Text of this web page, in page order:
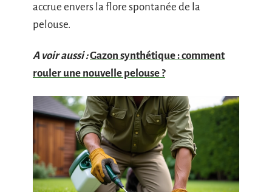
accrue envers la flore spontanée de la
pelouse.
A voir aussi :Gazon synthétique : comment
rouler une nouvelle pelouse ?